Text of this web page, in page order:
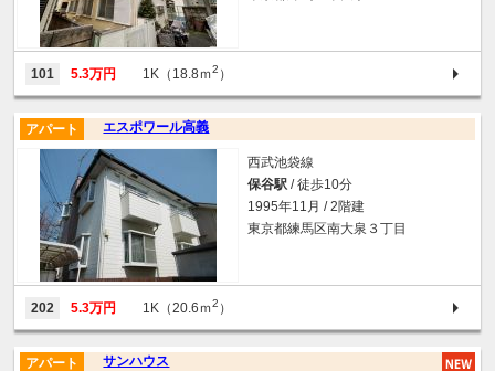
101 5.3万円 1K（18.8ｍ2 ）
エスポワール高義
アパート
西武池袋線
保谷駅 / 徒歩10分
1995年11月 / 2階建
東京都練馬区南大泉３丁目
202 5.3万円 1K（20.6ｍ2 ）
サンハウス
アパート